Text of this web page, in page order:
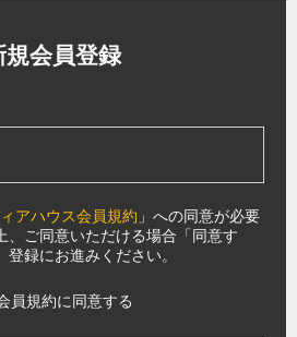
規会員登録
アハウス会員規約 」への同意が必要
、ご同意いただける場合「同意す
録にお進みください。
員規約に同意する